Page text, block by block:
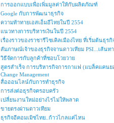
การออกแบบเพื่อเพิ่มมูลค่าให้กับผลิตภัณฑ์
Google กับการพัฒนาธุรกิจ
ความท้าทายเอสเอ็มอีไทยในปี 2554
แนวทางการบริหารเงินในปี 2554
เรื่องราวของราชารีไซเคิลเมืองไทย ที่เริ่มต้นธุร
สัมภาษณ์เจ้าของธุรกิจจานดาวเทียม PSI...เส้นท
วิธีจัดการกับลูกค้าที่ชอบโวยวาย
สูตรสำเร็จ การบริหารกิจการกาแฟ (แบล็คแคน
Change Management
สื่อออนไลน์กับการทำธุรกิจ
การส่งต่อธุรกิจครอบครัว
เปลี่ยนงานใหม่อย่างไรไม่ให้พลาด
ขายตรงผ่านดาวเทียม
ธุรกิจอีคอมเมิซไทย..ก้าวไกลแค่ไหน